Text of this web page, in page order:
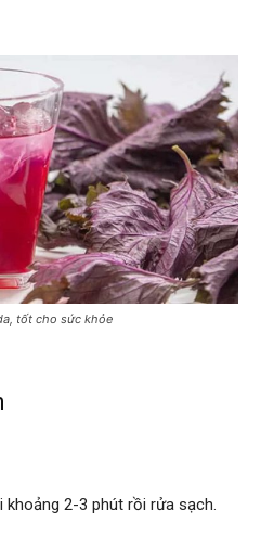
tốt cho sức khỏe
2-3 phút rồi rửa sạch.